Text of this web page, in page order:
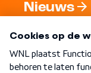
Nieuws